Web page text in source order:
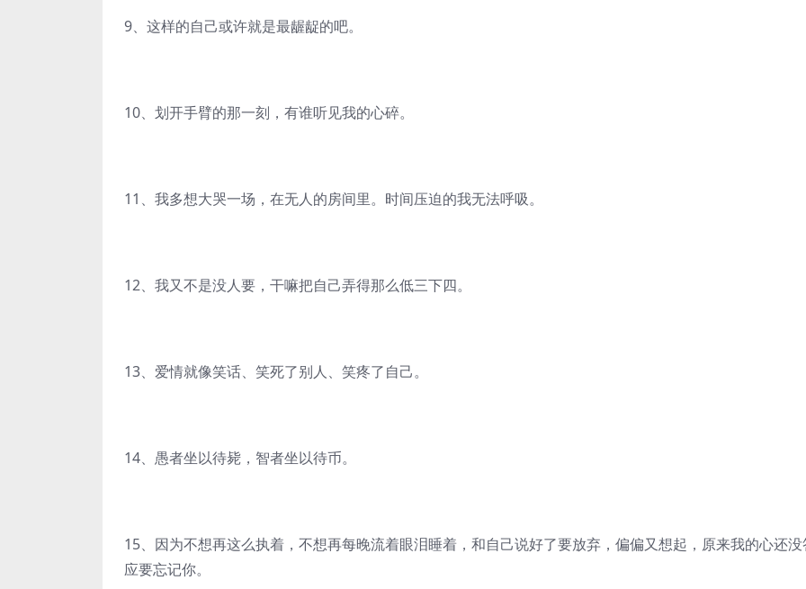
9、这样的自己或许就是最龌龊的吧。
10、划开手臂的那一刻，有谁听见我的心碎。
11、我多想大哭一场，在无人的房间里。时间压迫的我无法呼吸。
12、我又不是没人要，干嘛把自己弄得那么低三下四。
13、爱情就像笑话、笑死了别人、笑疼了自己。
14、愚者坐以待毙，智者坐以待币。
15、因为不想再这么执着，不想再每晚流着眼泪睡着，和自己说好了要放弃，偏偏又想起，原来我的心还没
应要忘记你。